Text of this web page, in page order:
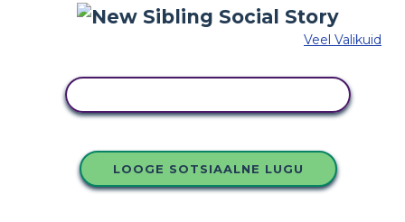
Veel Valikuid
LOOGE SOTSIAALNE LUGU